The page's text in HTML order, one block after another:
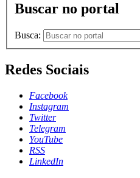
Buscar no portal
Busca:
Redes Sociais
Facebook
Instagram
Twitter
Telegram
YouTube
RSS
LinkedIn